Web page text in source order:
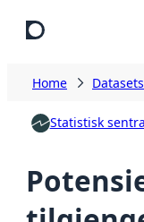
Home Datasets
Statistisk